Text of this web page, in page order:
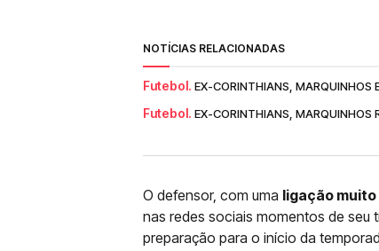
NOTÍCIAS RELACIONADAS
Futebol. EX-CORINTHIANS, MARQUINHOS
Futebol. EX-CORINTHIANS, MARQUINHOS
O defensor, com uma ligação
nas redes sociais momentos de seu
preparação para o início da